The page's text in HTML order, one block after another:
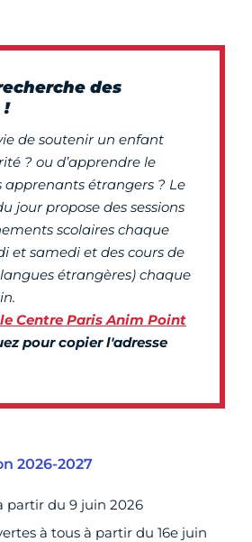
des
!
de soutenir un enfant
? ou d’apprendre le
apprenants étrangers ? Le
jour propose des sessions
scolaires chaque
et samedi et des cours de
étrangères) chaque
Centre Paris Anim Point
pour copier l'adresse
2026-2027
partir du 9 juin 2026
à tous à partir du 16e juin